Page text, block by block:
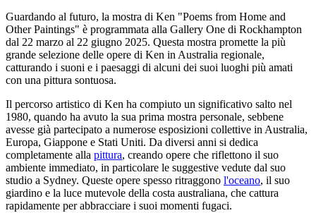
Guardando al futuro, la mostra di Ken "Poems from Home and
Other Paintings" è programmata alla Gallery One di Rockhampton
dal 22 marzo al 22 giugno 2025. Questa mostra promette la più
grande selezione delle opere di Ken in Australia regionale,
catturando i suoni e i paesaggi di alcuni dei suoi luoghi più amati
con una pittura sontuosa.
Il percorso artistico di Ken ha compiuto un significativo salto nel
1980, quando ha avuto la sua prima mostra personale, sebbene
avesse già partecipato a numerose esposizioni collettive in Australia,
Europa, Giappone e Stati Uniti. Da diversi anni si dedica
completamente alla pittura, creando opere che riflettono il suo
ambiente immediato, in particolare le suggestive vedute dal suo
studio a Sydney. Queste opere spesso ritraggono l'oceano, il suo
giardino e la luce mutevole della costa australiana, che cattura
rapidamente per abbracciare i suoi momenti fugaci.